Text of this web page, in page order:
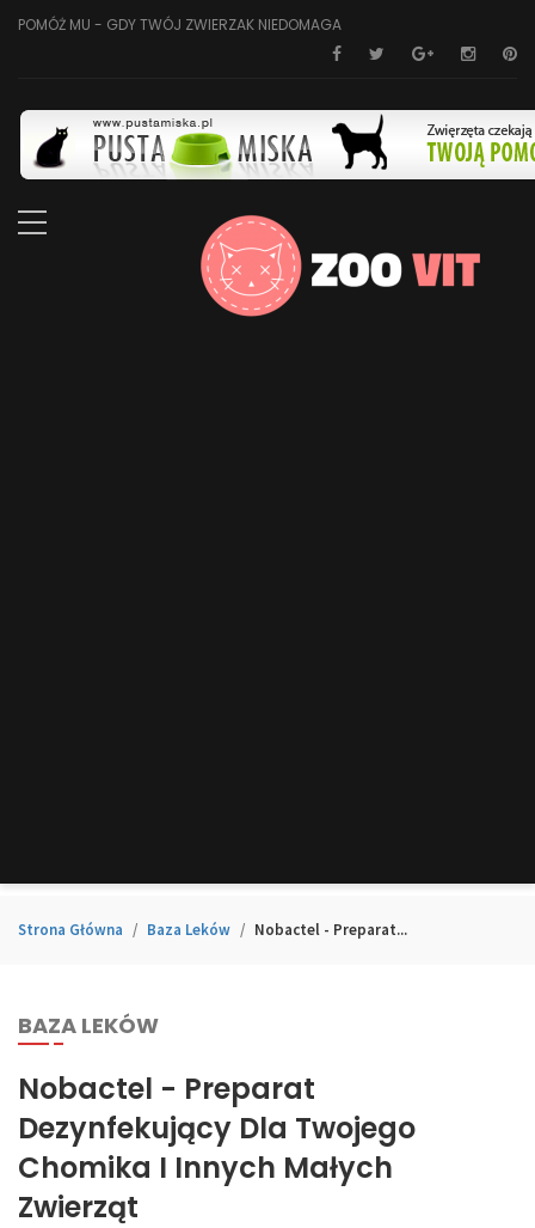
POMÓŻ MU - GDY TWÓJ ZWIERZAK NIEDOMAGA
Strona Główna Baza Leków Nobactel - Preparat...
BAZA LEKÓW
Nobactel - Preparat
Dezynfekujący Dla Twojego
Chomika I Innych Małych
Zwierząt